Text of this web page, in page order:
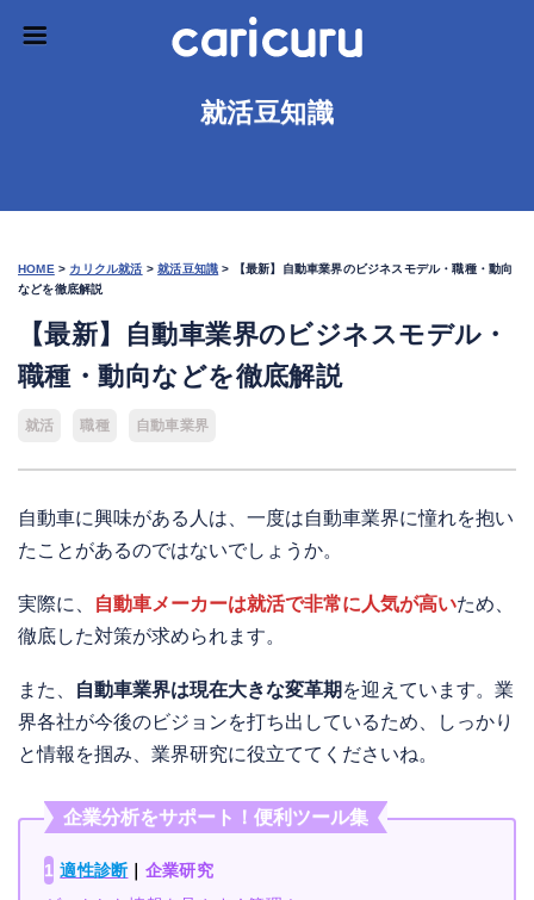
就活豆知識
HOME > カリクル就活 >就活豆知識 >
【最新】自動車業界のビジネスモデル・職種・動向
などを徹底解説
【最新】自動車業界のビジネスモデル・
職種・動向などを徹底解説
就活 職種 自動車業界
自動車に興味がある人は、一度は自動車業界に憧れを抱い
たことがあるのではないでしょうか。
実際に、 自動車メーカーは就活で非常に人気が高いため、
徹底した対策が求められます。
また、 自動車業界は現在大きな変革期 を迎えています。業
界各社が今後のビジョンを打ち出しているため、しっかり
と情報を掴み、業界研究に役立ててくださいね。
企業分析をサポート！便利ツール集
1 適性診断｜ 企業研究